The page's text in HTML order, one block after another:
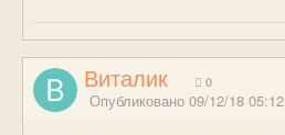
Виталик 0
Опубликовано 09/12/18 05:12